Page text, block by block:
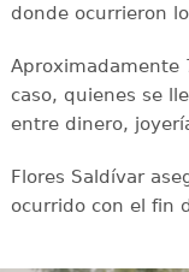
donde ocurrieron
Aproximadamente
caso, quienes se
entre dinero,
Flores Saldívar
ocurrido con el fin